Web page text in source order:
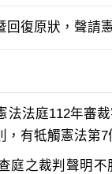
復原狀，聲請
法法庭112年審
庭之裁判聲明